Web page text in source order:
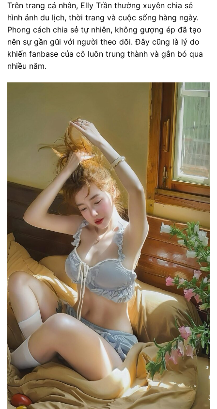
Trên trang cá nhân, Elly Trần thường xuyên chia sẻ
hình ảnh du lịch, thời trang và cuộc sống hàng ngày.
Phong cách chia sẻ tự nhiên, không gượng ép đã tạo
nên sự gần gũi với người theo dõi. Đây cũng là lý do
khiến fanbase của cô luôn trung thành và gắn bó qua
nhiều năm.